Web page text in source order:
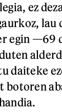
ez
egin
daiteke
botoren